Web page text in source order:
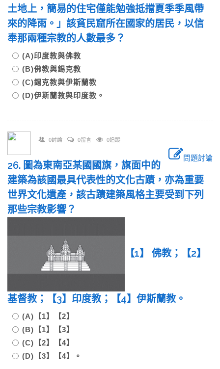
土地上，簡易的住宅僅能勉強抵擋夏季季風帶
來的降雨。」該貧民窟所在國家的居民，以信
奉那兩種宗教的人數最多？
(A)印度教與佛教
(B)佛教與錫克教
(C)錫克教與伊斯蘭教
(D)伊斯蘭教與印度教。
0討論 0留言 0追蹤
問題討論
26. 圖為東南亞某國國旗，旗面中的
建築為該國最具代表性的文化古蹟，亦為重要
世界文化遺產，該古蹟建築風格主要受到下列
那些宗教影響？
【1】 佛教；【2】
基督教；【3】印度教；【4】伊斯蘭教。
(A)【1】【2】
(B)【1】【3】
(C)【2】【4】
(D)【3】【4】。